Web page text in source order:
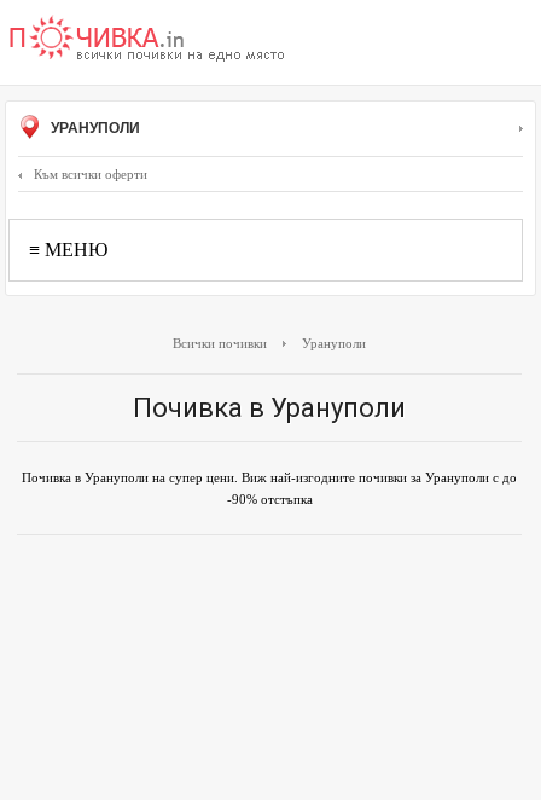
УРАНУПОЛИ
Към всички оферти
≡ МЕНЮ
Всички почивки Урануполи
Почивка в Урануполи
Почивка в Урануполи на супер цени. Виж най-изгодните почивки за Урануполи с до
-90% отстъпка